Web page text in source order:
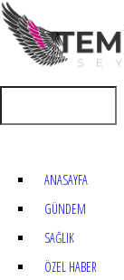
ANASAYFA
GÜNDEM
SAĞLIK
ÖZEL HABER